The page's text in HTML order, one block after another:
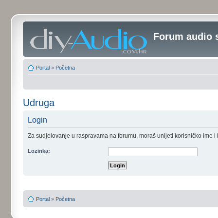
Forum audio
Portal » Početna
Udruga
Login
Za sudjelovanje u raspravama na forumu, moraš unijeti korisničko ime i
Lozinka:
Portal » Početna